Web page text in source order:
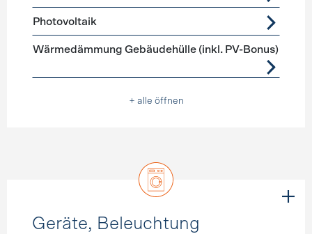
Photovoltaik
Wärmedämmung Gebäudehülle (inkl. PV-Bonus)
+ alle öffnen
Geräte, Beleuchtung